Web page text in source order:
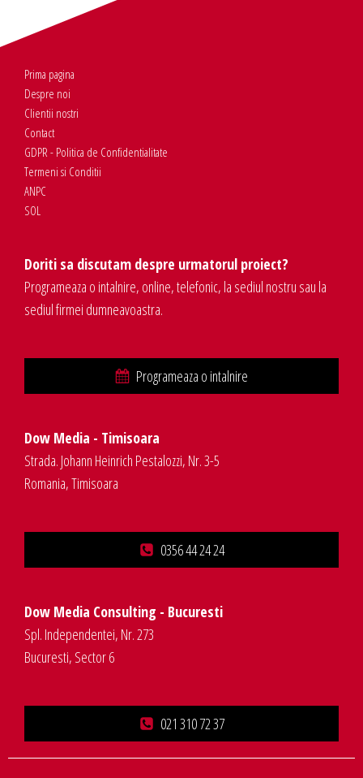
Prima pagina
Despre noi
Clientii nostri
Contact
GDPR - Politica de Confidentialitate
Termeni si Conditii
ANPC
SOL
Doriti sa discutam despre urmatorul proiect?
Programeaza o intalnire, online, telefonic, la sediul nostru sau la
sediul firmei dumneavoastra.
Programeaza o intalnire
Dow Media - Timisoara
Strada. Johann Heinrich Pestalozzi, Nr. 3-5
Romania, Timisoara
0356 44 24 24
Dow Media Consulting - Bucuresti
Spl. Independentei, Nr. 273
Bucuresti, Sector 6
021 310 72 37